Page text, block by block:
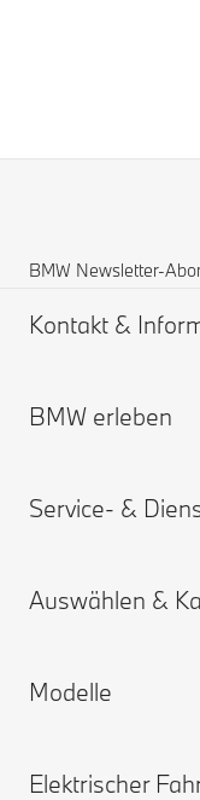
BMW Newsletter-
Kontakt &
Hilfe & Kontakt
Pannenhilfe
BMW erleben
BMW Karriere
Service- &
Online Service-
Gewährleistung
Auswählen &
Personalisieren Sie
Gebrauchtwagen
Modelle
BMW X
Elektrischer